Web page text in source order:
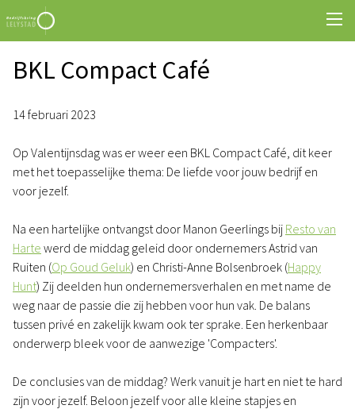
BKL Compact Café
14 februari 2023
Op Valentijnsdag was er weer een BKL Compact Café, dit keer
met het toepasselijke thema: De liefde voor jouw bedrijf en
voor jezelf.
Na een hartelijke ontvangst door Manon Geerlings bij Resto van
Harte werd de middag geleid door ondernemers Astrid van
Ruiten (Op Goud Geluk) en Christi-Anne Bolsenbroek (Happy
Hunt) Zij deelden hun ondernemersverhalen en met name de
weg naar de passie die zij hebben voor hun vak. De balans
tussen privé en zakelijk kwam ook ter sprake. Een herkenbaar
onderwerp bleek voor de aanwezige 'Compacters'.
De conclusies van de middag? Werk vanuit je hart en niet te hard
zijn voor jezelf. Beloon jezelf voor alle kleine stapjes en